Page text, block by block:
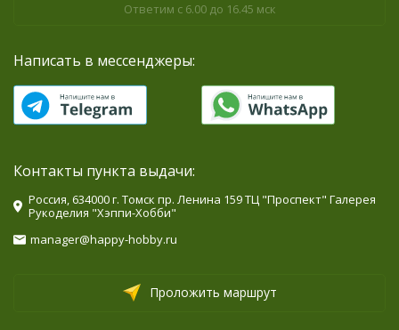
Ответим с 6.00 до 16.45 мск
Написать в мессенджеры:
Контакты пункта выдачи:
Россия, 634000 г. Томск пр. Ленина 159 ТЦ "Проспект" Галерея
Рукоделия "Хэппи-Хобби"
manager@happy-hobby.ru
Проложить маршрут